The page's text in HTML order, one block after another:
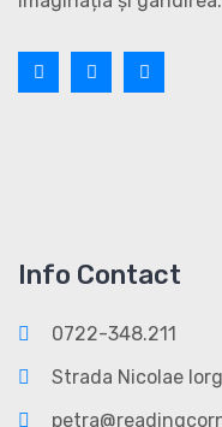
Info Contact
0722-348.211
Strada Nicolae